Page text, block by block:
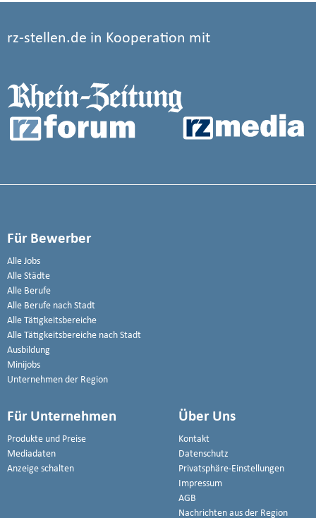
rz-stellen.de in Kooperation mit
Für Bewerber
Alle Jobs
Alle Städte
Alle Berufe
Alle Berufe nach Stadt
Alle Tätigkeitsbereiche
Alle Tätigkeitsbereiche nach Stadt
Ausbildung
Minijobs
Unternehmen der Region
Für Unternehmen
Produkte und Preise
Mediadaten
Anzeige schalten
Über Uns
Kontakt
Datenschutz
Privatsphäre-Einstellungen
Impressum
AGB
Nachrichten aus der Region